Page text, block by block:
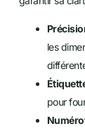
les
pour